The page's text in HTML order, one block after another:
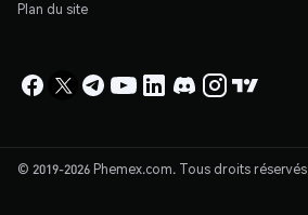
Plan du site
© 2019-2026 Phemex.com. Tous droits réservés